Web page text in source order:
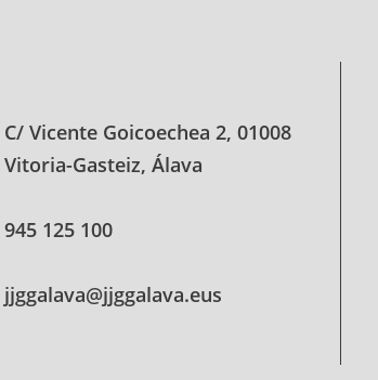
C/ Vicente Goicoechea 2, 01008
Vitoria-Gasteiz, Álava
945 125 100
jjggalava@jjggalava.eus